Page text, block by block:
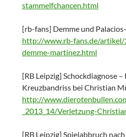
stammelfchancen.html
[rb-fans] Demme und
http://www.rb-fans.de/
demme-martinez.html
[RB Leipzig] Schockdiagnose
Kreuzbandriss bei Christian
http://
_2013_14/Verletzung-
[RB Leipzig] Spielabbruch